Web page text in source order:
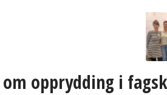
om opprydding i